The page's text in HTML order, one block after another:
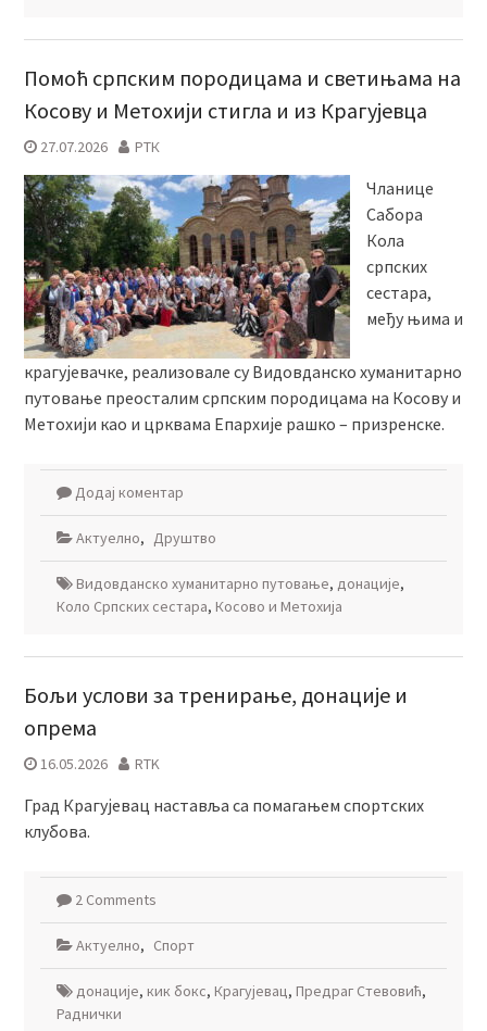
Помоћ српским породицама и светињама на
Косову и Метохији стигла и из Крагујевца
27.07.2026 РТК
Чланице
Сабора
Кола
српских
сестара,
међу њима и
крагујевачке, реализовале су Видовданско хуманитарно
путовање преосталим српским породицама на Косову и
Метохији као и црквама Епархије рашко – призренске.
Додај коментар
Актуелно, Друштво
Видовданско хуманитарно путовање, донације,
Коло Српских сестара, Косово и Метохија
Бољи услови за тренирање, донације и
опрема
16.05.2026 RTK
Град Крагујевац наставља са помагањем спортских
клубова.
2 Comments
Актуелно, Спорт
донације, кик бокс, Крагујевац, Предраг Стевовић,
Раднички